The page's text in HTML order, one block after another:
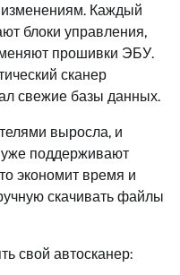
Каждый
блоки управления,
прошивки ЭБУ.
сканер
свежие базы данных.
выросла, и
уже поддерживают
экономит время и
скачивать файлы
свой автосканер: